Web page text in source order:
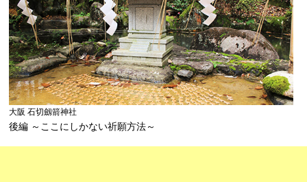
大阪 石切劔箭神社
後編 ～ここにしかない祈願方法～